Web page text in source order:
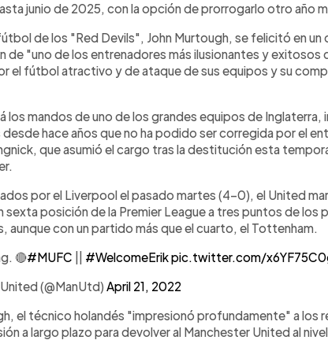
junio de 2025, con la opción de prorrogarlo otro año
de los "Red Devils", John Murtough, se felicitó en un
de "uno de los entrenadores más ilusionantes y exitosos
el fútbol atractivo y de ataque de sus equipos y su
los mandos de uno de los grandes equipos de Inglaterra,
hace años que no ha podido ser corregida por el
que asumió el cargo tras la destitución esta
por el Liverpool el pasado martes (4-0), el United
sexta posición de la Premier League a tres puntos de los
aunque con un partido más que el cuarto, el Tottenham.
🔴#MUFC #WelcomeErikpic.twitter.com/
(@ManUtd) April 21, 2022
el técnico holandés "impresionó profundamente" a los
a largo plazo para devolver al Manchester United al